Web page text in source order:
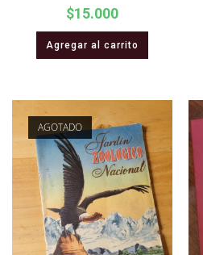
$15.000
Agregar al carrito
AGOTADO